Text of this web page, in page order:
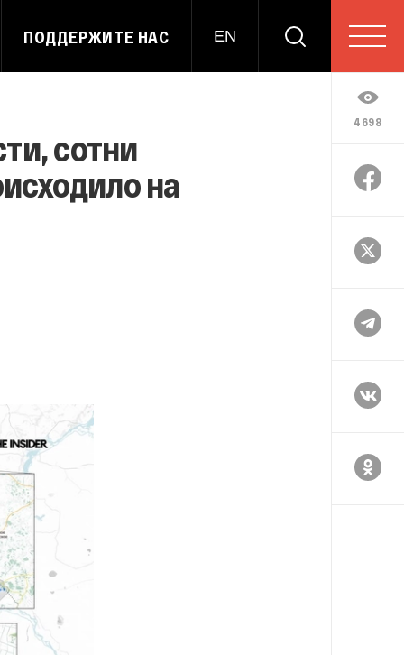
ПОДДЕРЖИТЕ НАС EN
4698
сотни
на